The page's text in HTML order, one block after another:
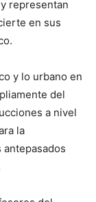
representan
en sus
y lo urbano en
del
a nivel
la